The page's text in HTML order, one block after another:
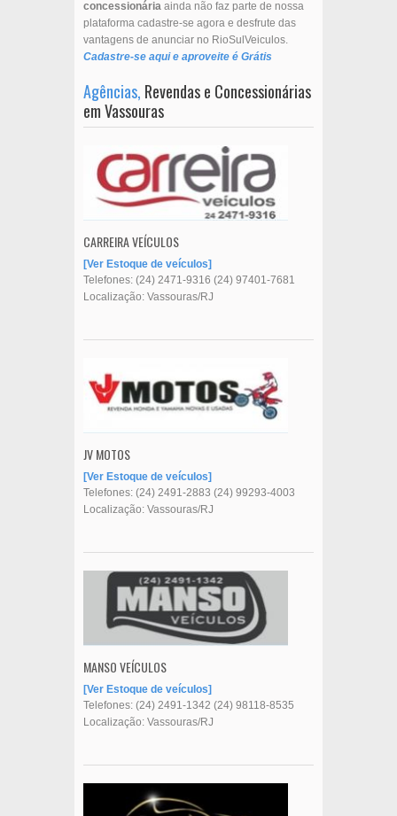
concessionária ainda não faz parte de nossa
plataforma cadastre-se agora e desfrute das
vantagens de anunciar no RioSulVeiculos.
Cadastre-se aqui e aproveite é Grátis
Agências, Revendas e Concessionárias
em Vassouras
CARREIRA VEÍCULOS
Ver Estoque de veículos
Telefones: (24) 2471-9316 (24) 97401-7681
Localização: Vassouras/RJ
JV MOTOS
Ver Estoque de veículos
Telefones: (24) 2491-2883 (24) 99293-4003
Localização: Vassouras/RJ
MANSO VEÍCULOS
Ver Estoque de veículos
Telefones: (24) 2491-1342 (24) 98118-8535
Localização: Vassouras/RJ